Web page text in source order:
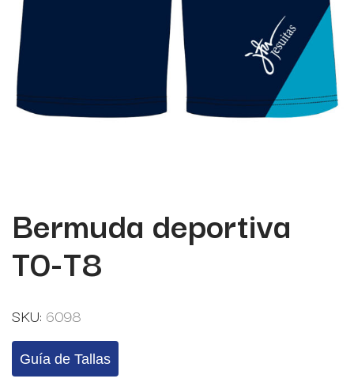
Bermuda deportiva
T0-T8
SKU: 6098
Guía de Tallas